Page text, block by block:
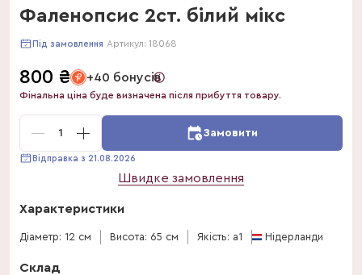
Фаленопсис 2ст. білий мікс
Під замовлення Артикул: 18068
800 ₴ +40 бонусів
Фінальна ціна буде визначена після прибуття товару.
1 Замовити
Відправка з 21.08.2026
Швидке замовлення
Характеристики
Діаметр: 12 см Висота: 65 см Якість: a1 Нідерланди
Склад